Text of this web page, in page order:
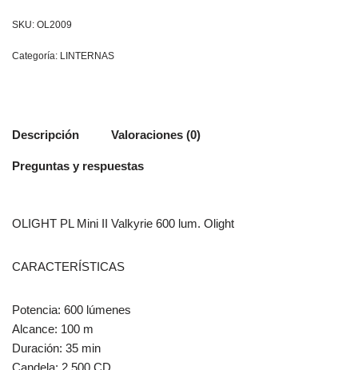
SKU: OL2009
Categoría: LINTERNAS
Descripción Valoraciones (0)
Preguntas y respuestas
OLIGHT PL Mini II Valkyrie 600 lum. Olight
CARACTERÍSTICAS
Potencia: 600 lúmenes
Alcance: 100 m
Duración: 35 min
Candela: 2,500 CD